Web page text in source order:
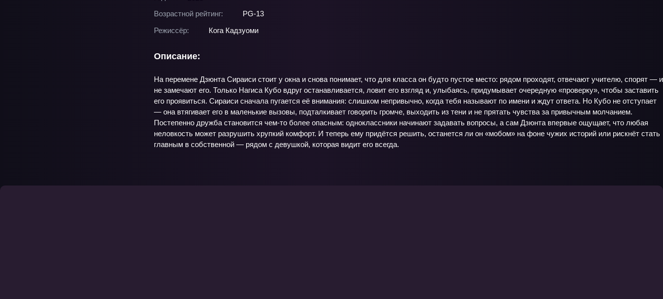
Возрастной рейтинг:
PG-13
Режиссёр:
Кога Кадзуоми
Описание:
На перемене Дзюнта Сираиси стоит у окна и снова понимает, что для класса он будто пустое место: рядом проходят, отвечают учителю, спорят — и
не замечают его. Только Нагиса Кубо вдруг останавливается, ловит его взгляд и, улыбаясь, придумывает очередную «проверку», чтобы заставить
его проявиться. Сираиси сначала пугается её внимания: слишком непривычно, когда тебя называют по имени и ждут ответа. Но Кубо не отступает
— она втягивает его в маленькие вызовы, подталкивает говорить громче, выходить из тени и не прятать чувства за привычным молчанием.
Постепенно дружба становится чем‑то более опасным: одноклассники начинают задавать вопросы, а сам Дзюнта впервые ощущает, что любая
неловкость может разрушить хрупкий комфорт. И теперь ему придётся решить, останется ли он «мобом» на фоне чужих историй или рискнёт стать
главным в собственной — рядом с девушкой, которая видит его всегда.